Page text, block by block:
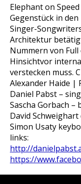
Elephant on
Gegenstück in
Singer-
Architektur
Nummern von
Hinsichtvor
verstecken muss.
Alexander Haide |
Daniel Pabst –
Sascha Gorbach –
David
Simon Usaty
links:
http://
https://